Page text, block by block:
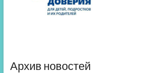
Архив новостей